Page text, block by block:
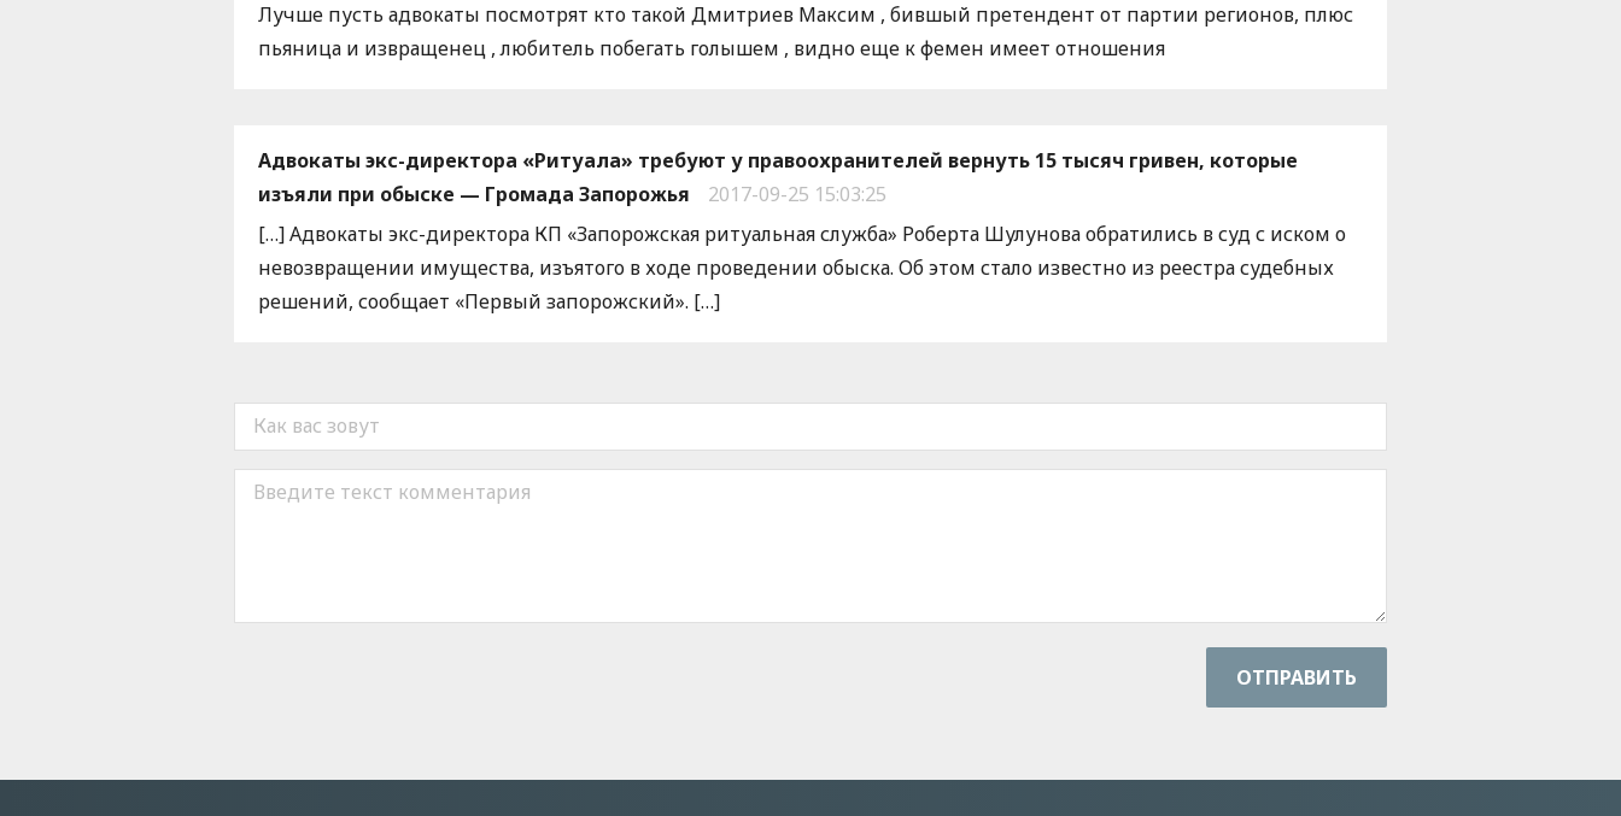
Лучше пусть адвокаты посмотрят кто такой Дмитриев Максим , бившый претендент от партии регионов, плюс
пьяница и извращенец , любитель побегать голышем , видно еще к фемен имеет отношения
Адвокаты экс-директора «Ритуала» требуют у правоохранителей вернуть 15 тысяч гривен, которые
изъяли при обыске — Громада Запорожья
2017-09-25 15:03:25
[…] Адвокаты экс-директора КП «Запорожская ритуальная служба» Роберта Шулунова обратились в суд с иском о
невозвращении имущества, изъятого в ходе проведении обыска. Об этом стало известно из реестра судебных
решений, сообщает «Первый запорожский». […]
ОТПРАВИТЬ